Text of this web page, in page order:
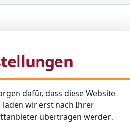
dafür, dass diese Website
wir erst nach Ihrer
übertragen werden.